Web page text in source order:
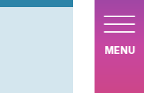
MENU